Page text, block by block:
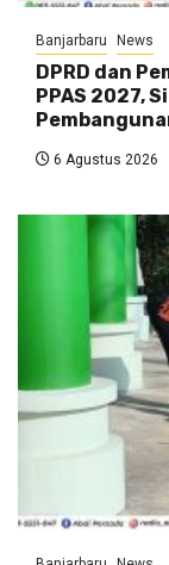
Banjarbaru News
DPRD dan
PPAS 2027,
6 Agustus 2026